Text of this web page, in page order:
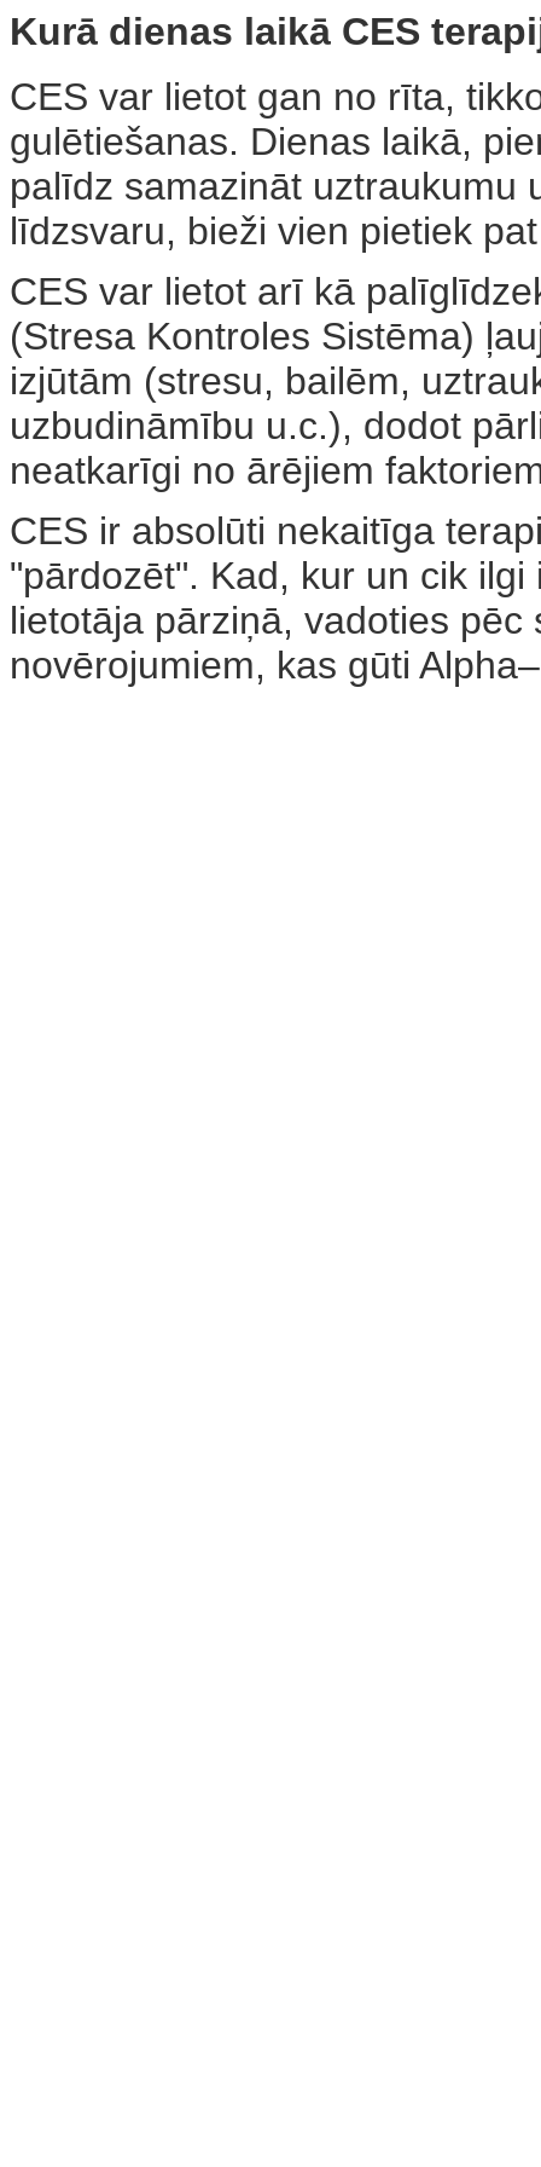
Kurā dienas laikā CES
CES var lietot gan no rīta,
gulētiešanas. Dienas laikā,
palīdz samazināt uztraukumu
līdzsvaru, bieži vien pietiek
CES var lietot arī kā
(Stresa Kontroles Sistēma)
izjūtām (stresu, bailēm,
uzbudināmību u.c.), dodot
neatkarīgi no ārējiem
CES ir absolūti nekaitīga
"pārdozēt". Kad, kur un cik
lietotāja pārziņā, vadoties
novērojumiem, kas gūti